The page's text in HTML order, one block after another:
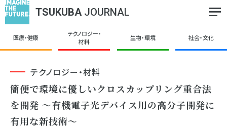
TSUKUBA JOURNAL
医療・健康
テクノロジー・
材料
生物・環境 社会・文化
テクノロジー・材料
簡便で環境に優しいクロスカップリング重合法
を開発 ～有機電子光デバイス用の高分子開発に
有用な新技術～